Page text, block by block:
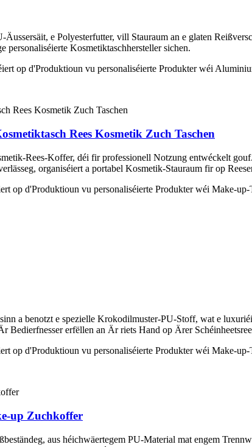
e Polyesterfutter, vill Stauraum an e glaten
personaliséierte Kosmetiktaschhersteller sichen.
op d'Produktioun vu personaliséierte Produkter wéi
Rees Kosmetik Zuch Taschen
Rees-Koffer, déi fir professionell Notzung entwéckelt
organiséiert a portabel Kosmetik-Stauraum fir op
op d'Produktioun vu personaliséierte Produkter wéi Make-
a benotzt e spezielle Krokodilmuster-PU-Stoff, wat e
Bedierfnesser erfëllen an Är riets Hand op Ärer
op d'Produktioun vu personaliséierte Produkter wéi Make-
up Zuchkoffer
aus héichwäertegem PU-Material mat engem